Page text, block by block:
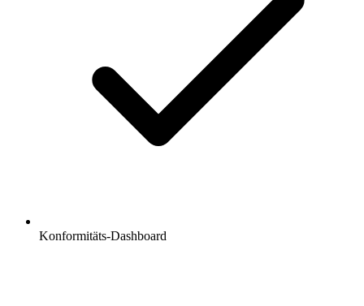
Konformitäts-Dashboard